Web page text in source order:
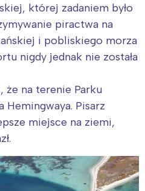
której zadaniem było
piractwa na
i pobliskiego morza
nigdy jednak nie została
że na terenie Parku
Hemingwaya. Pisarz
miejsce na ziemi,